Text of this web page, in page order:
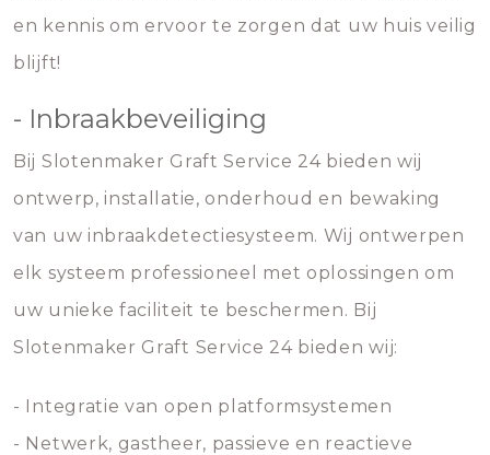
en kennis om ervoor te zorgen dat uw huis veilig
blijft!
- Inbraakbeveiliging
Bij Slotenmaker Graft Service 24 bieden wij
ontwerp, installatie, onderhoud en bewaking
van uw inbraakdetectiesysteem. Wij ontwerpen
elk systeem professioneel met oplossingen om
uw unieke faciliteit te beschermen. Bij
Slotenmaker Graft Service 24 bieden wij:
- Integratie van open platformsystemen
- Netwerk, gastheer, passieve en reactieve